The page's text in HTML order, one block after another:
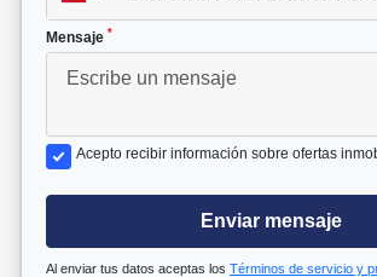
Mensaje *
Acepto recibir información sobre ofertas
Enviar mensaje
Al enviar tus datos aceptas los Términos de servicio y